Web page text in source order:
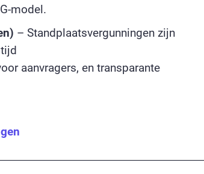
model.
– Standplaatsvergunningen zijn
aanvragers, en transparante